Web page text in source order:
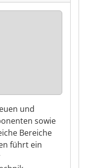
und
sowie
Bereiche
führt ein